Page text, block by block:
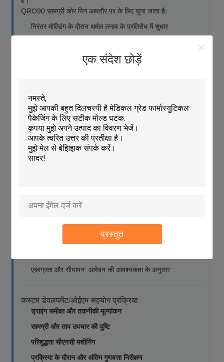
एक संदेश छोड़ें
प्रस्तुत
QRO90 सामग्री कोर पिन आमतौर पर के लिए चुना जाता हैः
निरंतर मोल्डिंग के दौरान थर्मल तनाव के प्रतिरोध में सुधार
मोल्ड गुहाओं और आवेषणों के भीतर स्थिर फिट
सामग्री चयन आवश्यक है।
विनिर्माण क्षमता और सीएनसी मशीनिंग क्षमता
Senlan Precision सटीक मोल्ड कोर पिन के लिए एक नियंत्रित विनिर्माण
प्रक्रिया लागू करता हैः
व्यास सहिष्णुताः चित्र के अनुसार (±0.01 मिमी प्राप्त किया जा सकता
एकाग्रता और सीधापनः आवेदन की आवश्यकता के अनुसार
कस्टम डेवलपमेंट/ओईएम सहयोग प्रक्रिया
ड्राइंग समीक्षा और तकनीकी मूल्यांकन
सामग्री और ताप उपचार की पुष्टि
परिशुद्धता सीएनसी मशीनिंग
प्रक्रिया के दौरान और अंतिम गुणवत्ता निरीक्षण